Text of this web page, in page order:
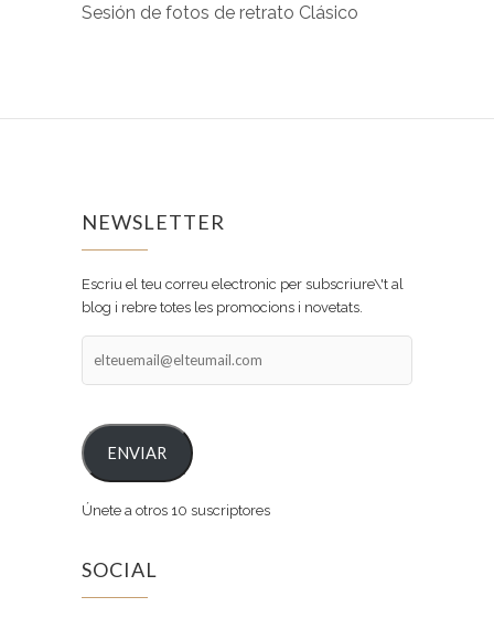
Sesión de fotos de retrato Clásico
NEWSLETTER
Escriu el teu correu electronic per subscriure\'t al
blog i rebre totes les promocions i novetats.
ENVIAR
Únete a otros 10 suscriptores
SOCIAL